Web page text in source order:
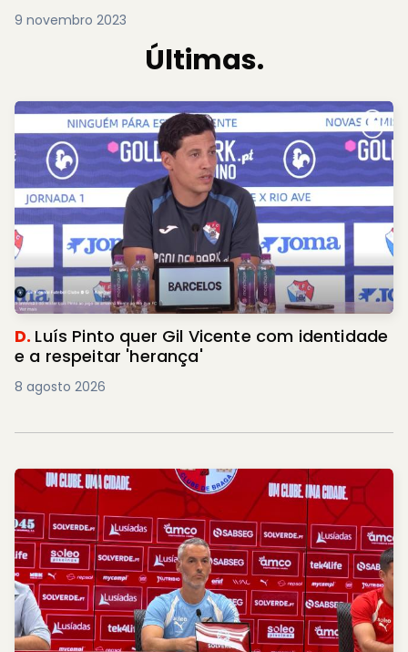
9 novembro 2023
Últimas.
D. Luís Pinto quer Gil Vicente com identidade
e a respeitar 'herança'
8 agosto 2026